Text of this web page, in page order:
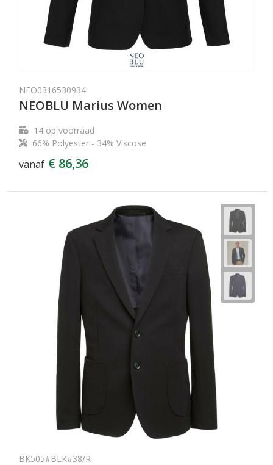
NEO0316530934
NEOBLU Marius Women
14op voorraad
66% Polyester - 34% Viscose
vanaf € 86,36
BK505#BLK#38/R